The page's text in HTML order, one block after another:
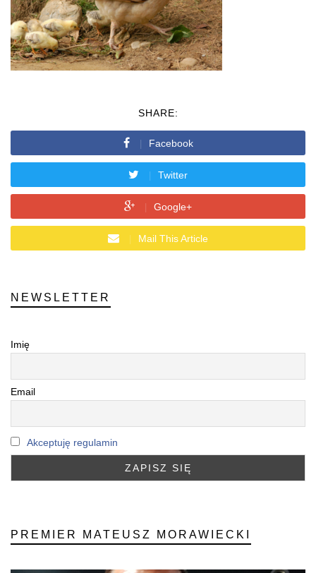
SHARE:
Facebook
Twitter
Google+
Mail This Article
NEWSLETTER
Imię
Email
Akceptuję regulamin
PREMIER MATEUSZ MORAWIECKI